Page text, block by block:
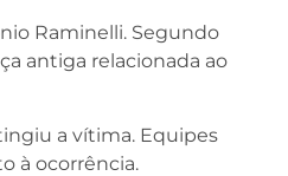
Raminelli. Segundo
antiga relacionada ao
a vítima. Equipes
à ocorrência.